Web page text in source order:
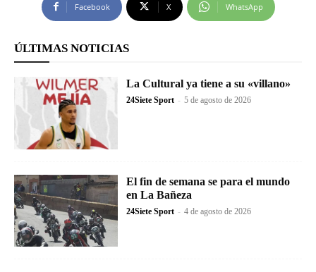
Facebook X WhatsApp
ÚLTIMAS NOTICIAS
La Cultural ya tiene a su «villano»
24Siete Sport - 5 de agosto de 2026
El fin de semana se para el mundo
en La Bañeza
24Siete Sport - 4 de agosto de 2026